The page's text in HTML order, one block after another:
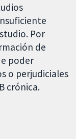
Por
de
poder
o perjudiciales
crónica.